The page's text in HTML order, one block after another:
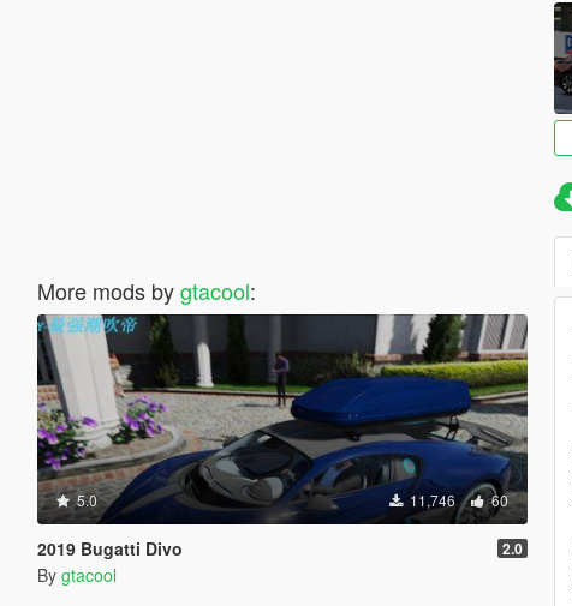
More mods bygtacool:
5.0 11,746 60
2019 Bugatti Divo 2.0
By gtacool